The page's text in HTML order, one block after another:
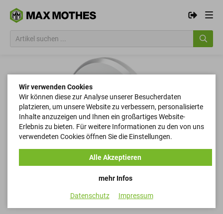
Wir verwenden Cookies
Wir können diese zur Analyse unserer Besucherdaten
platzieren, um unsere Website zu verbessern, personalisierte
Inhalte anzuzeigen und Ihnen ein großartiges Website-
Erlebnis zu bieten. Für weitere Informationen zu den von uns
verwendeten Cookies öffnen Sie die Einstellungen.
mehr Infos
Alle Akzeptieren
Datenschutz Impressum